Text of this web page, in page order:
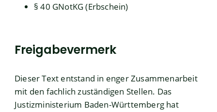
§ 40 GNotKG (Erbschein)
Freigabevermerk
Dieser Text entstand in enger Zusammenarbeit
mit den fachlich zuständigen Stellen. Das
Justizministerium Baden-Württemberg hat